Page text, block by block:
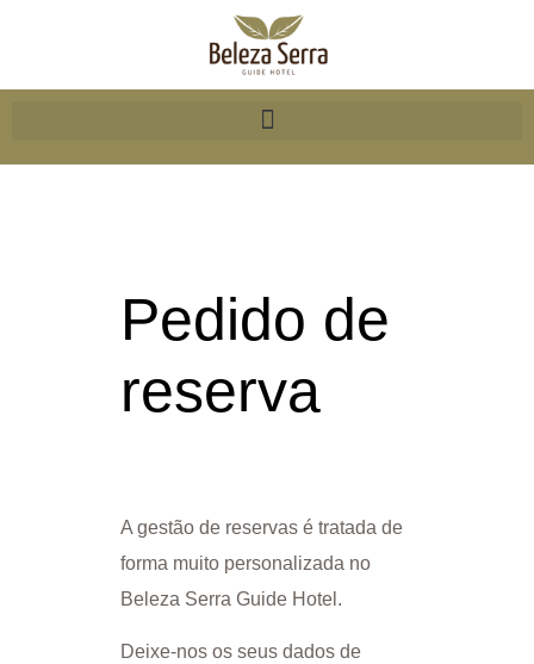
Pedido de
reserva
A gestão de reservas é tratada de
forma muito personalizada no
Beleza Serra Guide Hotel.
Deixe-nos os seus dados de